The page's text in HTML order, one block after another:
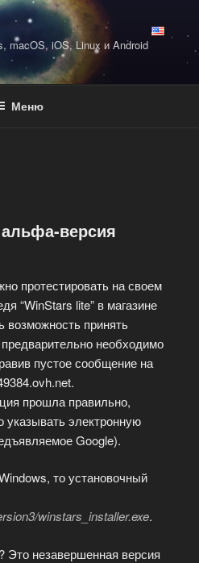
macOS, iOS, Linux и Android
Меню
версия
протестировать на своем
“WinStars lite” в магазине
возможность принять
необходимо
пустое сообщение на
прошла правильно,
указывать электронную
Google).
то установочный
winstars_installer.exe.
Это незавершенная версия